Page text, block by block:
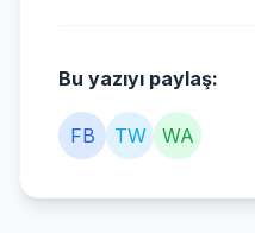
Bu yazıyı paylaş:
FB TW WA